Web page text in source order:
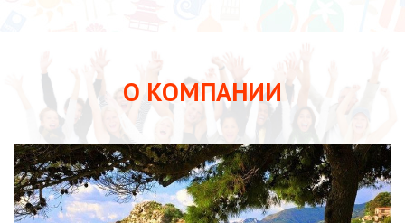
О КОМПАНИИ